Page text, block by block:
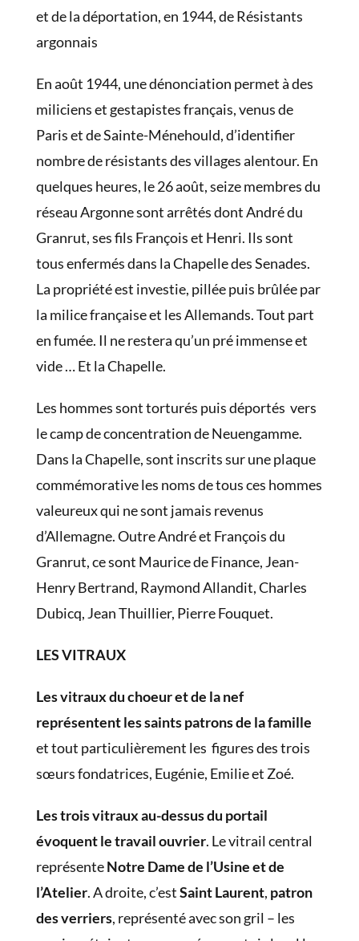
et de la déportation, en 1944, de Résistants
argonnais
En août 1944, une dénonciation permet à des
miliciens et gestapistes français, venus de
Paris et de Sainte-Ménehould, d’identifier
nombre de résistants des villages alentour. En
quelques heures, le 26 août, seize membres du
réseau Argonne sont arrêtés dont André du
Granrut, ses fils François et Henri. Ils sont
tous enfermés dans la Chapelle des Senades.
La propriété est investie, pillée puis brûlée par
la milice française et les Allemands. Tout part
en fumée. Il ne restera qu’un pré immense et
vide … Et la Chapelle.
Les hommes sont torturés puis déportés vers
le camp de concentration de Neuengamme.
Dans la Chapelle, sont inscrits sur une plaque
commémorative les noms de tous ces hommes
valeureux qui ne sont jamais revenus
d’Allemagne. Outre André et François du
Granrut, ce sont Maurice de Finance, Jean-
Henry Bertrand, Raymond Allandit, Charles
Dubicq, Jean Thuillier, Pierre Fouquet.
LES VITRAUX
Les vitraux du choeur et de la nef
représentent les saints patrons de la famille
et tout particulièrement les figures des trois
sœurs fondatrices, Eugénie, Emilie et Zoé.
Les trois vitraux au-dessus du portail
évoquent le travail ouvrier. Le vitrail central
représenteNotre Dame de l’Usine et de
l’Atelier. A droite, c’estSaint Laurent, patron
des verriers, représenté avec son gril – les